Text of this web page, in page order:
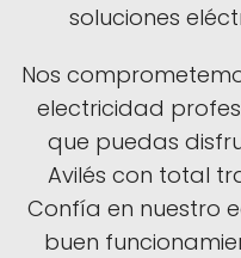
soluciones
Nos
electricidad
que puedas
Avilés con total
Confía en nuestro
buen